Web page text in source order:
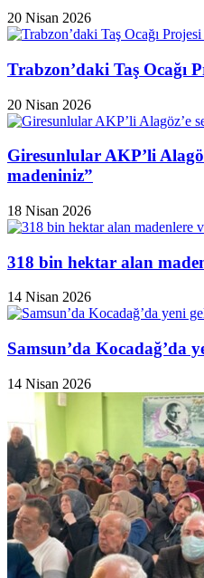
20 Nisan 2026
Trabzon’daki Taş Ocağı
20 Nisan 2026
Giresunlular AKP’li
madeniniz”
18 Nisan 2026
318 bin hektar alan
14 Nisan 2026
Samsun’da Kocadağ’da
14 Nisan 2026